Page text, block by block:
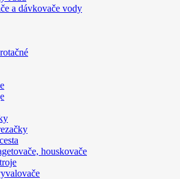
a dávkovače vody
houskovače